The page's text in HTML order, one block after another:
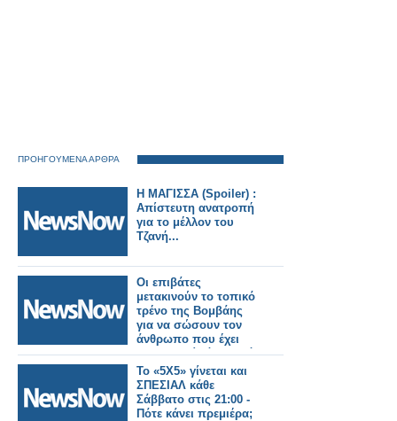
ΠΡΟΗΓΟΥΜΕΝΑ ΑΡΘΡΑ
Η ΜΑΓΙΣΣΑ (Spoiler) :
Απίστευτη ανατροπή
για το μέλλον του
Τζανή...
Οι επιβάτες
μετακινούν το τοπικό
τρένο της Βομβάης
για να σώσουν τον
άνθρωπο που έχει
παγιδευτεί κάτω από
αυτό!
Το «5X5» γίνεται και
ΣΠΕΣΙΑΛ κάθε
Σάββατο στις 21:00 -
Πότε κάνει πρεμιέρα;